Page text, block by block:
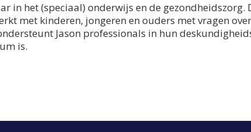
in het (speciaal) onderwijs en de gezondheidszorg.
met kinderen, jongeren en ouders met vragen
Jason professionals in hun
is.